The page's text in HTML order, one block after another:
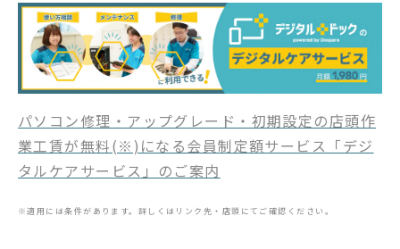
パソコン修理・アップグレード・初期設定の店頭作
業工賃が無料(※)になる会員制定額サービス「デジ
タルケアサービス」のご案内
※適用には条件があります。詳しくはリンク先・店頭にてご確認ください。